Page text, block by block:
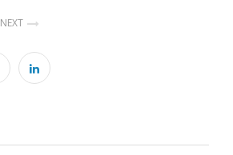
NEXT